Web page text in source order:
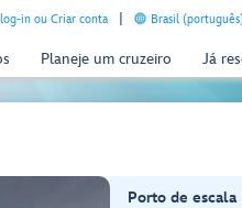
in ou Criar conta Brasil
Planeje um cruzeiro Já
Porto de escala